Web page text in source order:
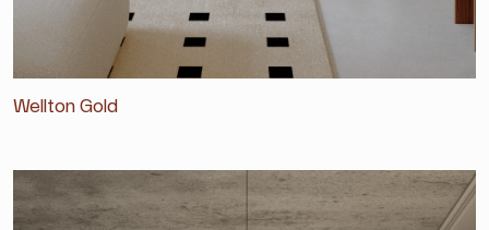
Wellton Gold